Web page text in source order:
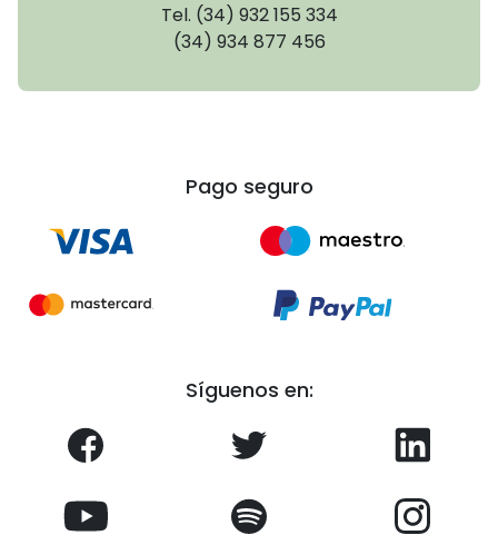
Tel. (34) 932 155 334
(34) 934 877 456
Pago seguro
Síguenos en: